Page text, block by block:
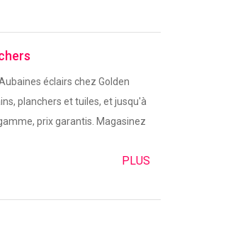
éclairs chez Golden
planchers et tuiles, et jusqu'à
prix garantis. Magasinez
PLUS